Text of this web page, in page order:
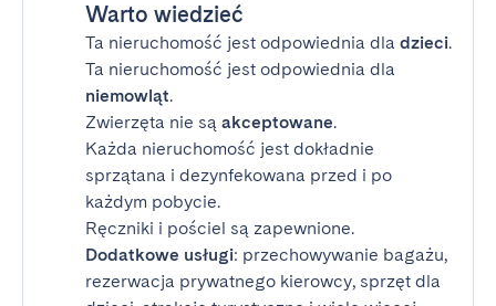
Warto wiedzieć
Ta nieruchomość jest odpowiednia dla dzieci.
Ta nieruchomość jest odpowiednia dla
niemowląt.
Zwierzęta nie są akceptowane.
Każda nieruchomość jest dokładnie
sprzątana i dezynfekowana przed i po
każdym pobycie.
Ręczniki i pościel są zapewnione.
Dodatkowe usługi: przechowywanie bagażu,
rezerwacja prywatnego kierowcy, sprzęt dla